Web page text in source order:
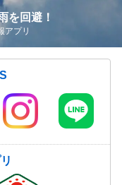
を回避！
プリ